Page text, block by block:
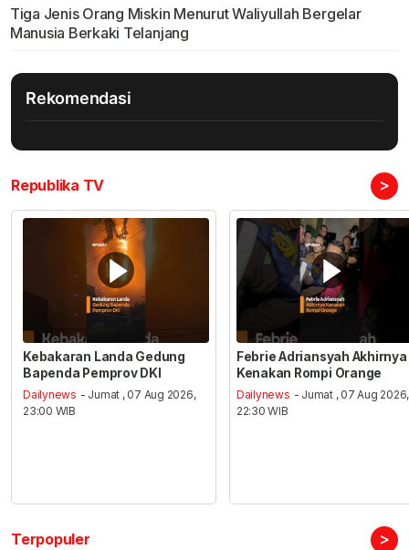
Tiga Jenis Orang Miskin Menurut Waliyullah Bergelar
Manusia Berkaki Telanjang
Rekomendasi
Republika TV >
Kebakaran Landa Gedung
Bapenda Pemprov DKI
Dailynews - Jumat , 07 Aug 2026,
23:00 WIB
Febrie Adriansyah Akhirnya
Kenakan Rompi Orange
Dailynews - Jumat , 07 Aug 2026,
22:30 WIB
Terpopuler >